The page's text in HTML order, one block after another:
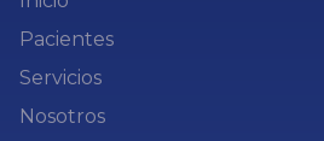
Pacientes
Servicios
Nosotros